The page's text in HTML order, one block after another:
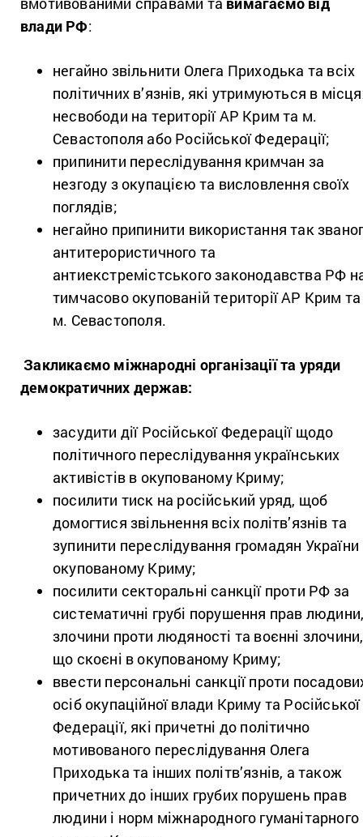
влади РФ:
негайно звільнити Олега Приходька та всіх
політичних в’язнів, які утримуються в
несвободи на території АР Крим та м.
Севастополя або Російської Федерації;
припинити переслідування кримчан за
незгоду з окупацією та висловлення своїх
поглядів;
негайно припинити використання так
антитерористичного та
антиекстремістського законодавства РФ
тимчасово окупованій території АР Крим та
м. Севастополя.
Закликаємо міжнародні організації та уряди
демократичних держав:
засудити дії Російської Федерації щодо
політичного переслідування українських
активістів в окупованому Криму;
посилити тиск на російський уряд, щоб
домогтися звільнення всіх політв’язнів та
зупинити переслідування громадян України
окупованому Криму;
посилити секторальні санкції проти РФ за
систематичні грубі порушення прав
злочини проти людяності та воєнні злочини,
що скоєні в окупованому Криму;
ввести персональні санкції проти
осіб окупаційної влади Криму та Російської
Федерації, які причетні до політично
мотивованого переслідування Олега
Приходька та інших політв’язнів, а також
причетних до інших грубих порушень прав
людини і норм міжнародного гуманітарного